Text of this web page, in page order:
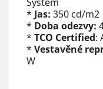
* Jas: 350 cd/m2
* Doba odezvy:
* TCO Certified:
* Vestavěné
W